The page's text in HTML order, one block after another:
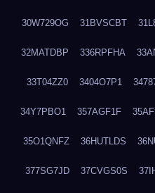
30W729OG 31BVSCBT
32MATDBP 336RPFHA
33T04ZZ0 3404O7P1
34Y7PBO1 357AGF1F
35O1QNFZ 36HUTLDS
377SG7JD 37CVGS0S